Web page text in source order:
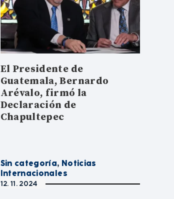
El Presidente de
Guatemala, Bernardo
Arévalo, firmó la
Declaración de
Chapultepec
Sin categoría, Noticias
Internacionales
12. 11. 2024